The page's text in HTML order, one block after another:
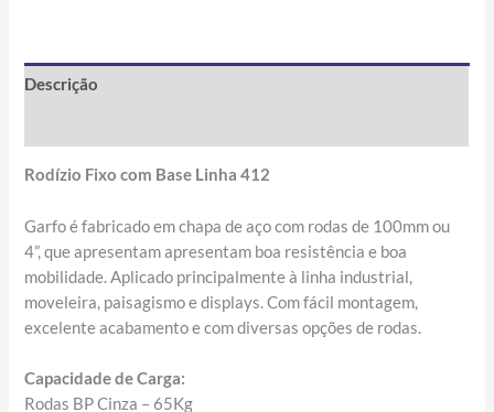
Descrição
Rodízio Fixo com Base Linha 412
Garfo é fabricado em chapa de aço com rodas de 100mm ou
4”, que apresentam apresentam boa resistência e boa
mobilidade. Aplicado principalmente à linha industrial,
moveleira, paisagismo e displays. Com fácil montagem,
excelente acabamento e com diversas opções de rodas.
Capacidade de Carga:
Rodas BP Cinza – 65Kg